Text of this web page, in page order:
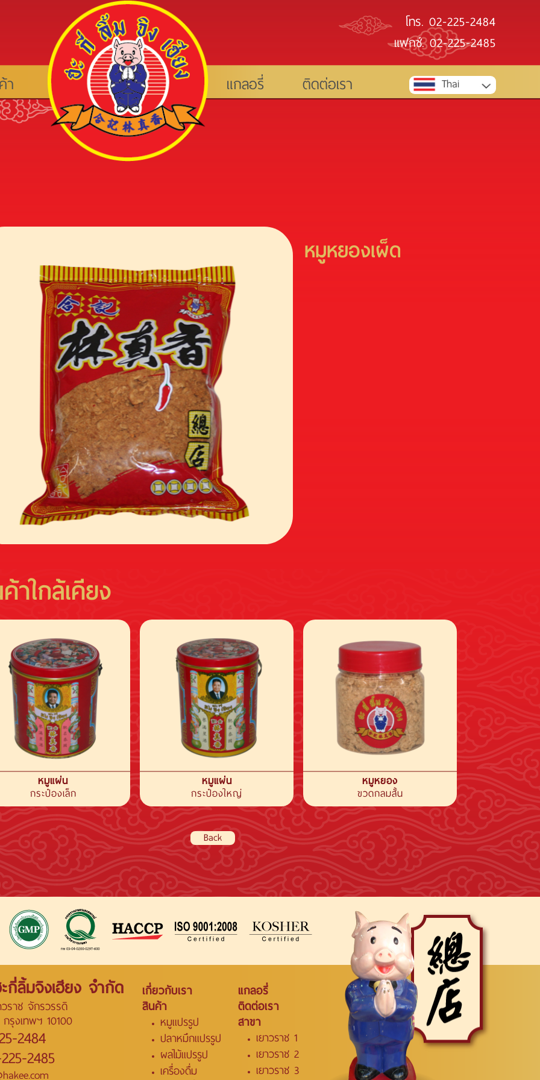
า แกลอรี่ ติดต่อเรา Thai
โทร.02-225-2484
แฟกซ์.02-225-2485
หมูหยองเผ็ด
าใกล้เคียง
หมูแผ่น
กระป๋องเล็ก
หมูแผ่น
กระป๋องใหญ่
หมูหยอง
ขวดกลมสั้น
Back
กี่ลิ้มจิงเฮียง จำกัด
ราช จักรวรรดิ
รุงเทพฯ 10100
2484
2485
เกี่ยวกับเรา
สินค้า
หมูแปรรูป
ปลาหมึกแปรรูป
ผลไม้แปรรูป
เครื่องดื่ม
แกลอรี่
ติดต่อเรา
สาขา
เยาวราช 1
เยาวราช 2
เยาวราช 3